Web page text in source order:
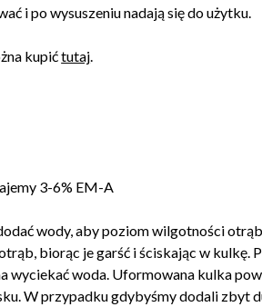
i po wysuszeniu nadają się do użytku.
kupićtutaj
3-6% EM-A
wody, aby poziom wilgotności
biorąc je garść i ściskając w kulkę.
wyciekać woda. Uformowana kulka
W przypadku gdybyśmy dodali zbyt